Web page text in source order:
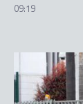
09:19